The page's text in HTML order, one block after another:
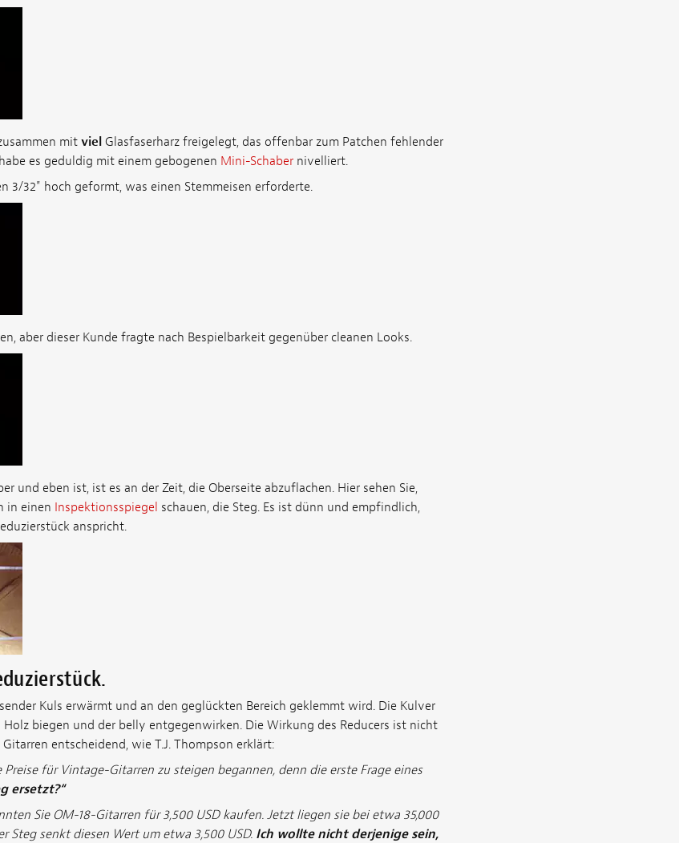
mit vielGlasfaserharz freigelegt, das offenbar zum Patchen fehlender
es geduldig mit einem gebogenen Mini-Schabernivelliert.
3/32" hoch geformt, was einen Stemmeisen erforderte.
aber dieser Kunde fragte nach Bespielbarkeit gegenüber cleanen Looks.
und eben ist, ist es an der Zeit, die Oberseite abzuflachen. Hier sehen Sie,
in einen Inspektionsspiegel schauen, die Steg. Es ist dünn und empfindlich,
anspricht.
Kuls erwärmt und an den geglückten Bereich geklemmt wird. Die Kulver
Holz biegen und der belly entgegenwirken. Die Wirkung des Reducers ist nicht
entscheidend, wie T.J. Thompson erklärt:
für Vintage-Gitarren zu steigen begannen, denn die erste Frage eines
ersetzt?“
Sie OM-18-Gitarren für 3,500 USD kaufen. Jetzt liegen sie bei etwa 35,000
Steg senkt diesen Wert um etwa 3,500 USD. Ich wollte nicht derjenige sein,